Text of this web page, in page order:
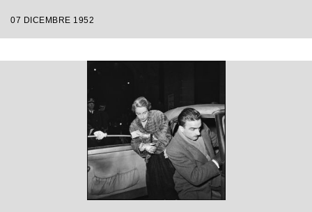
regia di Carl Ebert
07 DICEMBRE 1952